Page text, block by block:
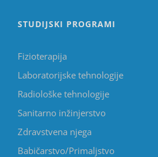
STUDIJSKI PROGRAMI
Fizioterapija
Laboratorijske tehnologije
Radiološke tehnologije
Sanitarno inžinjerstvo
Zdravstvena njega
Babičarstvo/Primaljstvo